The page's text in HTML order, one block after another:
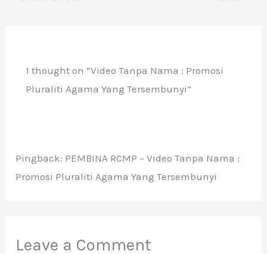
1 thought on “Video Tanpa Nama : Promosi
Pluraliti Agama Yang Tersembunyi”
Pingback: PEMBINA RCMP – Video Tanpa Nama :
Promosi Pluraliti Agama Yang Tersembunyi
Leave a Comment